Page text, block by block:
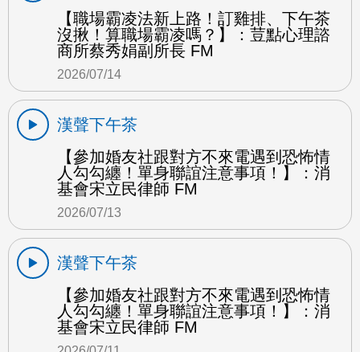
【職場霸凌法新上路！訂雞排、下午茶
沒揪！算職場霸凌嗎？】：荳點心理諮
商所蔡秀娟副所長 FM
2026/07/14
漢聲下午茶
【參加婚友社跟對方不來電遇到恐怖情
人勾勾纏！單身聯誼注意事項！】：消
基會宋立民律師 FM
2026/07/13
漢聲下午茶
【參加婚友社跟對方不來電遇到恐怖情
人勾勾纏！單身聯誼注意事項！】：消
基會宋立民律師 FM